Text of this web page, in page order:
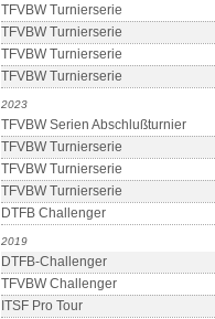
TFVBW Turnierserie
TFVBW Turnierserie
TFVBW Turnierserie
TFVBW Turnierserie
2023
TFVBW Serien Abschlußturnier
TFVBW Turnierserie
TFVBW Turnierserie
TFVBW Turnierserie
DTFB Challenger
2019
DTFB-Challenger
TFVBW Challenger
ITSF Pro Tour